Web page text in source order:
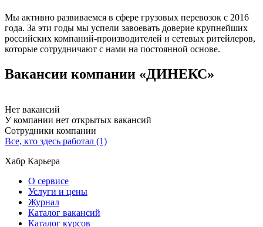
Мы активно развиваемся в сфере грузовых перевозок с 2016
года. За эти годы мы успели завоевать доверие крупнейших
российских компаний-производителей и сетевых ритейлеров,
которые сотрудничают с нами на постоянной основе.
Вакансии компании «ДИНЕКС»
Нет вакансий
У компании нет открытых вакансий
Сотрудники компании
Все, кто здесь работал (1)
Хабр Карьера
О сервисе
Услуги и цены
Журнал
Каталог вакансий
Каталог курсов